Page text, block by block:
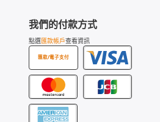
我們的付款方式
點選匯款帳戶查看資訊
匯款/電子支付